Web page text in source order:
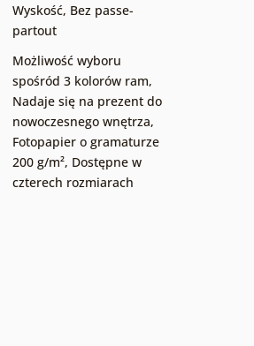
Wyskość, Bez passe-
partout
Możliwość wyboru
spośród 3 kolorów ram,
Nadaje się na prezent do
nowoczesnego wnętrza,
Fotopapier o gramaturze
200 g/m², Dostępne w
czterech rozmiarach